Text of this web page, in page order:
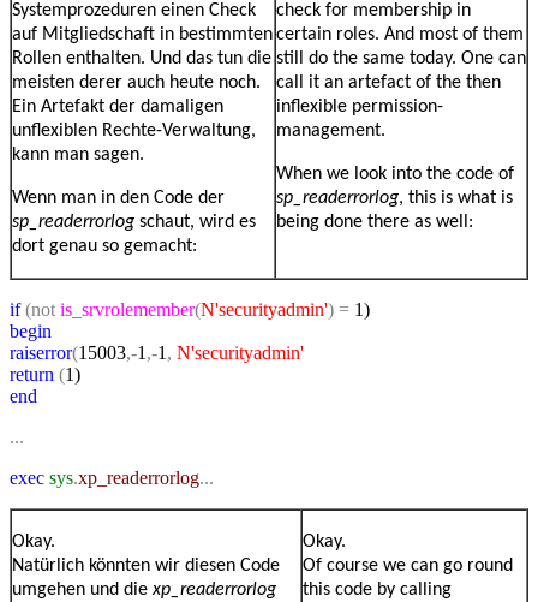
Systemprozeduren einen Check
auf Mitgliedschaft in bestimmten
Rollen enthalten. Und das tun die
meisten derer auch heute noch.
Ein Artefakt der damaligen
unflexiblen Rechte-Verwaltung,
kann man sagen.
Wenn man in den Code der
sp_readerrorlog schaut, wird es
dort genau so gemacht:
check for membership in
certain roles. And most of them
still do the same today. One can
call it an artefact of the then
inflexible permission-
management.
When we look into the code of
sp_readerrorlog, this is what is
being done there as well:
if(not is_srvrolemember(N'securityadmin') = 1)
begin
raiserror(15003,-1,-1, N'securityadmin'
return (1)
end
...
exec sys.xp_readerrorlog...
Okay.
Natürlich könnten wir diesen Code
umgehen und diexp_readerrorlog
Okay.
Of course we can go round
this code by calling